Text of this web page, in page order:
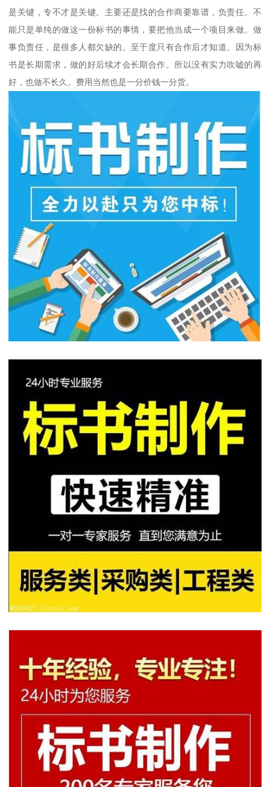
是关键，专不才是关键。主要还是找的合作商要靠谱，负责任。不
能只是单纯的做这一份标书的事情，要把他当成一个项目来做。做
事负责任，是很多人都欠缺的。至于度只有合作后才知道。因为标
书是长期需求，做的好后续才会长期合作。所以没有实力吹嘘的再
好，也做不长久。费用当然也是一分价钱一分货。